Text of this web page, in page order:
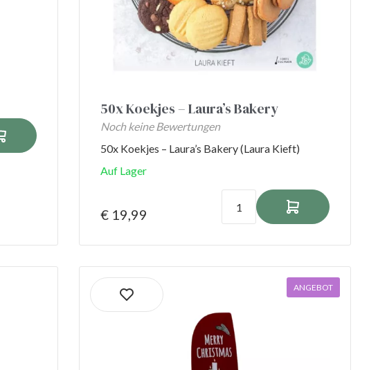
50x Koekjes – Laura’s Bakery
Noch keine Bewertungen
50x Koekjes – Laura’s Bakery (Laura Kieft)
Auf Lager
€ 19,99
ANGEBOT